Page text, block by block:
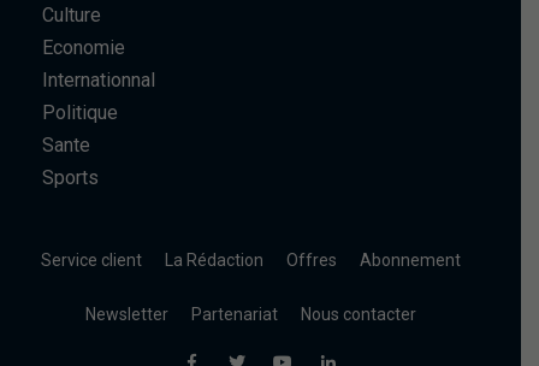
Culture
Economie
Internationnal
Politique
Sante
Sports
Service client La Rédaction Offres Abonnement
Newsletter Partenariat Nous contacter